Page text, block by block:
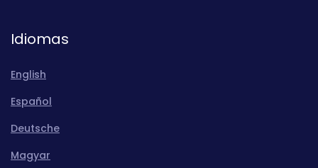
Idiomas
English
Español
Deutsche
Magyar